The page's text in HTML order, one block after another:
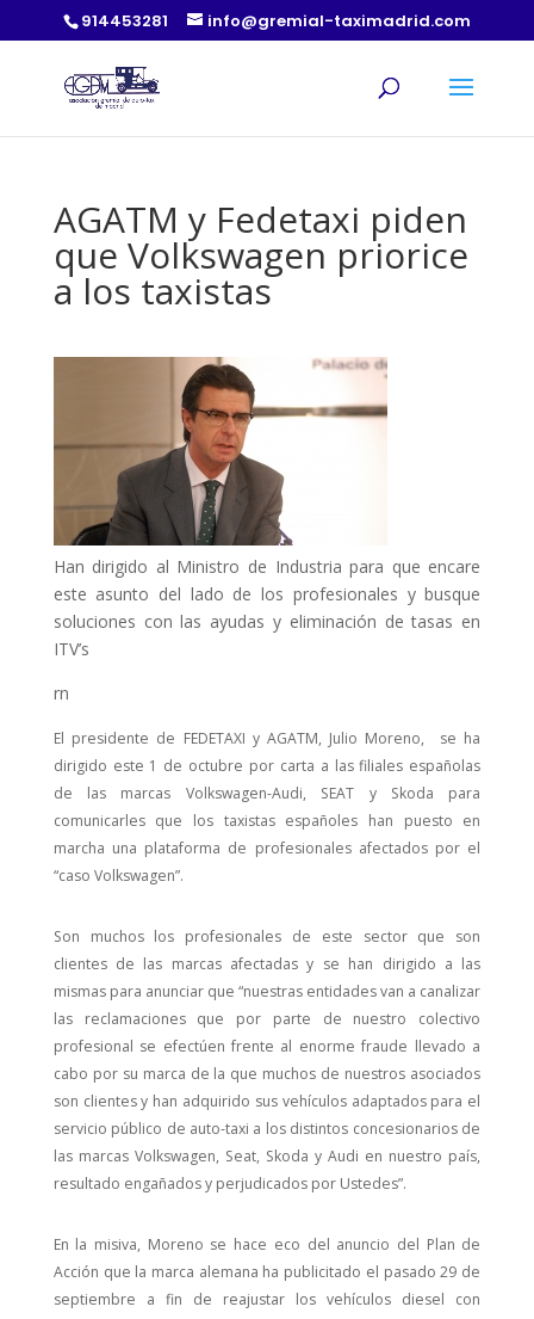
914453281 info@gremial-taximadrid.com
AGATM y Fedetaxi piden
que Volkswagen priorice
a los taxistas
Han dirigido al Ministro de Industria para que encare
este asunto del lado de los profesionales y busque
soluciones con las ayudas y eliminación de tasas en
ITV’s
rn
El presidente de FEDETAXI y AGATM, Julio Moreno, se ha
dirigido este 1 de octubre por carta a las filiales españolas
de las marcas Volkswagen-Audi, SEAT y Skoda para
comunicarles que los taxistas españoles han puesto en
marcha una plataforma de profesionales afectados por el
“caso Volkswagen”.
Son muchos los profesionales de este sector que son
clientes de las marcas afectadas y se han dirigido a las
mismas para anunciar que “nuestras entidades van a canalizar
las reclamaciones que por parte de nuestro colectivo
profesional se efectúen frente al enorme fraude llevado a
cabo por su marca de la que muchos de nuestros asociados
son clientes y han adquirido sus vehículos adaptados para el
servicio público de auto-taxi a los distintos concesionarios de
las marcas Volkswagen, Seat, Skoda y Audi en nuestro país,
resultado engañados y perjudicados por Ustedes”.
En la misiva, Moreno se hace eco del anuncio del Plan de
Acción que la marca alemana ha publicitado el pasado 29 de
septiembre a fin de reajustar los vehículos diesel con